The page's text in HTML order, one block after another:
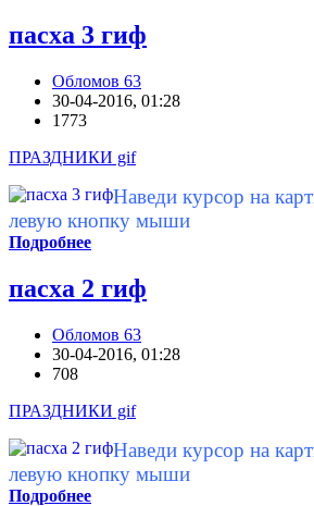
пасха 3 гиф
Обломов 63
30-04-2016, 01:28
1773
ПРАЗДНИКИ gif
Наведи курсор на
левую кнопку мыши
Подробнее
пасха 2 гиф
Обломов 63
30-04-2016, 01:28
708
ПРАЗДНИКИ gif
Наведи курсор на
левую кнопку мыши
Подробнее